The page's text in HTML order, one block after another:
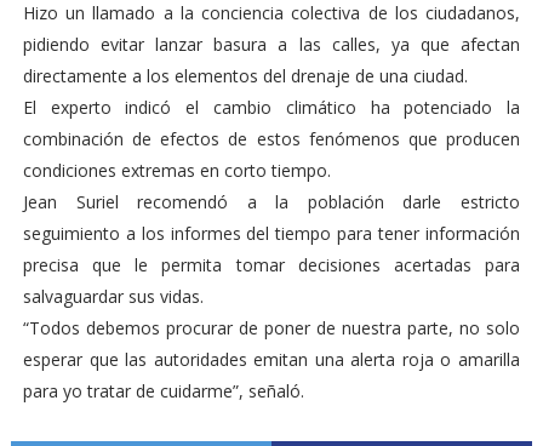
Hizo un llamado a la conciencia colectiva de los ciudadanos,
pidiendo evitar lanzar basura a las calles, ya que afectan
directamente a los elementos del drenaje de una ciudad.
El experto indicó el cambio climático ha potenciado la
combinación de efectos de estos fenómenos que producen
condiciones extremas en corto tiempo.
Jean Suriel recomendó a la población darle estricto
seguimiento a los informes del tiempo para tener información
precisa que le permita tomar decisiones acertadas para
salvaguardar sus vidas.
“Todos debemos procurar de poner de nuestra parte, no solo
esperar que las autoridades emitan una alerta roja o amarilla
para yo tratar de cuidarme”, señaló.